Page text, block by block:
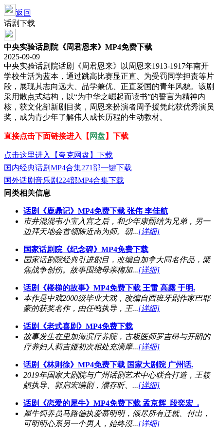
返回
话剧下载
中央实验话剧院《周君恩来》MP4免费下载
2025-09-09
中央实验话剧院话剧《周君恩来》以周恩来1913-1917年南开
学校生活为蓝本，通过跳高比赛显正直、为受罚同学担责等片
段，展现其志向远大、品学兼优、正直爱国的青年风貌。该剧
采用散点式结构，以“为中华之崛起而读书”的誓言为精神内
核，获文化部新剧目奖，周恩来扮演者周予援凭此获优秀演员
奖，成为青少年了解伟人成长历程的生动教材。
直接点击下面链接进入【 网盘】下载
点击这里进入【夸克网盘】下载
国内经典话剧MP4合集271部一键下载
国外话剧音乐剧224部MP4合集下载
同类相关信息
话剧《鹿鼎记》MP4免费下载 张伟 李佳航
市井混混韦小宝入宫之后，和少年康熙结为兄弟，另一
边拜天地会首领陈近南为师。朝...[详细]
国家话剧院《纪念碑》MP4免费下载
国家话剧院经典引进剧目，改编自加拿大同名作品，聚
焦战争创伤。故事围绕母亲梅加...[详细]
话剧《楼梯的故事》MP4免费下载 王雷 高露 于明.
本作是中戏2000级毕业大戏，改编自西班牙剧作家巴耶
豪的获奖名作，由任鸣执导，王...[详细]
话剧《老式喜剧》MP4免费下载
故事发生在里加海滨疗养院，古板医师罗吉昂与开朗的
疗养妇人莉吉娅初次相处充满摩...[详细]
话剧《林则徐》MP4免费下载 国家大剧院 广州话.
2019年国家大剧院与广州话剧艺术中心联合打造，王筱
頔执导、郭启宏编剧，濮存昕、...[详细]
话剧《恋爱的犀牛》MP4免费下载 孟京辉_段奕宏_.
犀牛饲养员马路偏执爱慕明明，倾尽所有迁就、付出，
可明明心系另一个男人，始终漠...[详细]